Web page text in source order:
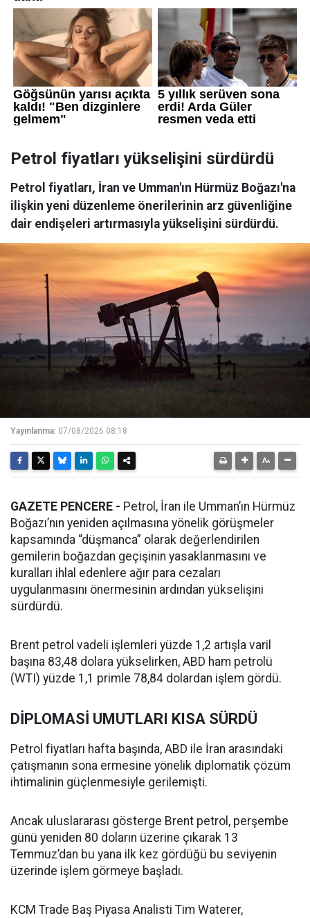
Petrol fiyatları yükselişini sürdürdü
Petrol fiyatları, İran ve Umman'ın Hürmüz Boğazı'na
ilişkin yeni düzenleme önerilerinin arz güvenliğine
dair endişeleri artırmasıyla yükselişini sürdürdü.
Yayınlanma: 07/08/2026 08:18
GAZETE PENCERE - Petrol, İran ile Umman’ın Hürmüz
Boğazı’nın yeniden açılmasına yönelik görüşmeler
kapsamında “düşmanca” olarak değerlendirilen
gemilerin boğazdan geçişinin yasaklanmasını ve
kuralları ihlal edenlere ağır para cezaları
uygulanmasını önermesinin ardından yükselişini
sürdürdü.
Brent petrol vadeli işlemleri yüzde 1,2 artışla varil
başına 83,48 dolara yükselirken, ABD ham petrolü
(WTI) yüzde 1,1 primle 78,84 dolardan işlem gördü.
DİPLOMASİ UMUTLARI KISA SÜRDÜ
Petrol fiyatları hafta başında, ABD ile İran arasındaki
çatışmanın sona ermesine yönelik diplomatik çözüm
ihtimalinin güçlenmesiyle gerilemişti.
Ancak uluslararası gösterge Brent petrol, perşembe
günü yeniden 80 doların üzerine çıkarak 13
Temmuz’dan bu yana ilk kez gördüğü bu seviyenin
üzerinde işlem görmeye başladı.
KCM Trade Baş Piyasa Analisti Tim Waterer,